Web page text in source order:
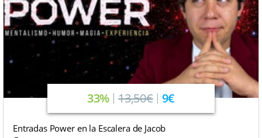
33% 13,50€ 9€
Entradas Power en la Escalera de Jacob